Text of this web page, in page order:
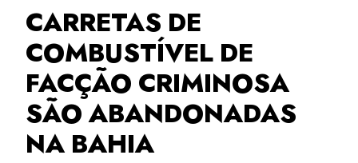
CARRETAS DE
COMBUSTÍVEL DE
FACÇÃO CRIMINOSA
SÃO ABANDONADAS
NA BAHIA